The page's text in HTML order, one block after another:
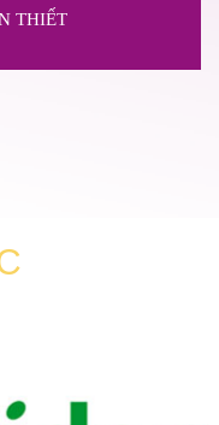
THIẾT